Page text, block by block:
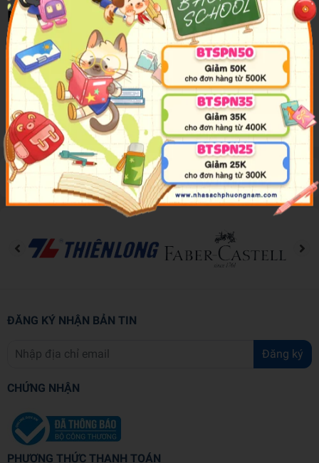
Mô tả sản phẩm
Children will love this exciting tin full of fun things to keep
them entertained! Jam-packed in each embossed keepsake
tin, children will find a colouring book, press-out play pieces,
a sticker sheet with over 50 stickers plus 3D bubble stickers,
four pencils and a double-sided poster!
Đánh giá sản phẩm
ĐĂNG KÝ NHẬN BẢN TIN
Đăng ký
CHỨNG NHẬN
PHƯƠNG THỨC THANH TOÁN